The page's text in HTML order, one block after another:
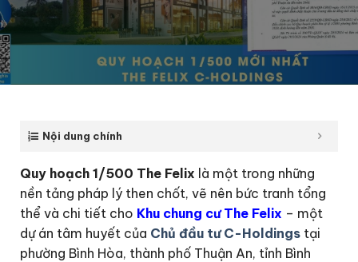
Nội dung chính
Quy hoạch 1/500 The Felix là một trong những
nền tảng pháp lý then chốt, vẽ nên bức tranh tổng
thể và chi tiết cho Khu chung cư The Felix – một
dự án tâm huyết của Chủ đầu tư C-Holdings tại
phường Bình Hòa, thành phố Thuận An, tỉnh Bình